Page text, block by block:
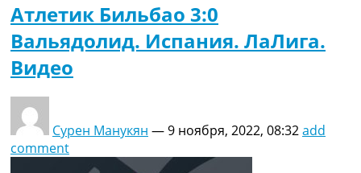
Атлетик Бильбао 3:0
Вальядолид. Испания. ЛаЛига.
Видео
Сурен Манукян —9 ноября, 2022, 08:32add
comment